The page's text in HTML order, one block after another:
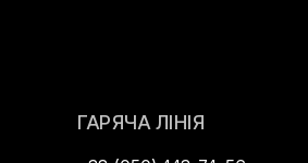
ГАРЯЧА ЛІНІЯ